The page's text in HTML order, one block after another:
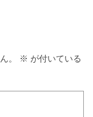
。 ※ が付いている